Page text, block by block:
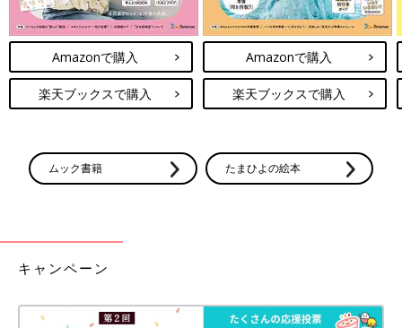
Amazonで購入
楽天ブックスで購入
Amazonで購入
楽天ブックスで購入
ムック書籍 たまひよの絵本
キャンペーン